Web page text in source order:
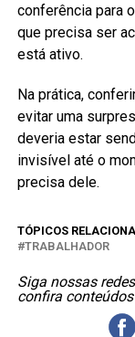
conferência para
que precisa ser
está ativo.
Na prática,
evitar uma
deveria estar
invisível até o
precisa dele.
TÓPICOS
TRABALHADOR
Siga nossas
confira